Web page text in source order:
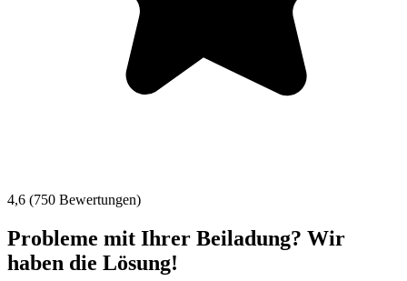
4,6 (750 Bewertungen)
Probleme mit Ihrer Beiladung? Wir
haben die Lösung!